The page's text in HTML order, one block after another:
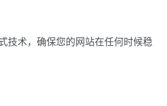
技术，确保您的网站在任何时候稳